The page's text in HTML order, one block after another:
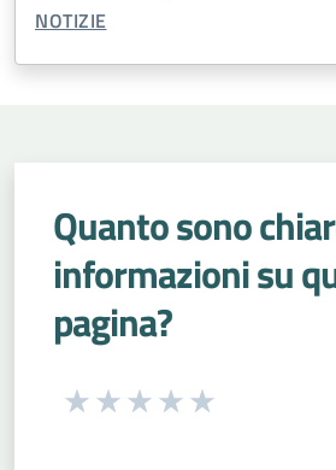
TIPO CONTENUTO:
NOTIZIE
Quanto sono
informazioni su
pagina?
Seleziona una